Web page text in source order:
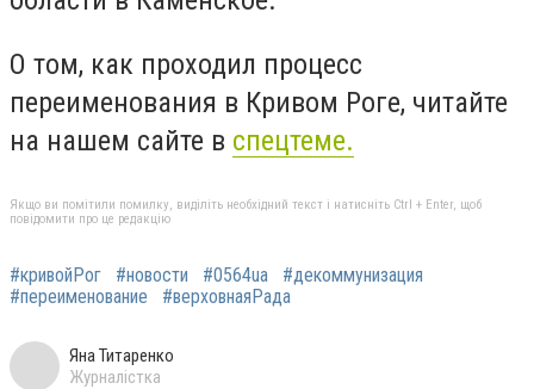
О том, как проходил процесс
переименования в Кривом Роге, читайте
на нашем сайте в спецтеме.
Якщо ви помітили помилку, виділіть необхідний текст і натисніть Ctrl + Enter, щоб
повідомити про це редакцію
#кривойРог #новости #0564ua
#декоммунизация
#переименование
#верховнаяРада
Яна Титаренко
Журналістка